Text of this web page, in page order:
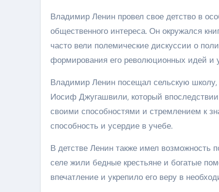
Владимир Ленин провел свое детство в
общественного интереса. Он окружался
часто вели полемические дискуссии о
формирования его революционных идей и
Владимир Ленин посещал сельскую школу,
Иосиф Джугашвили, который
своими способностями и стремлением к
способность и усердие в учебе.
В детстве Ленин также имел возможность
селе жили бедные крестьяне и богатые
впечатление и укрепило его веру в